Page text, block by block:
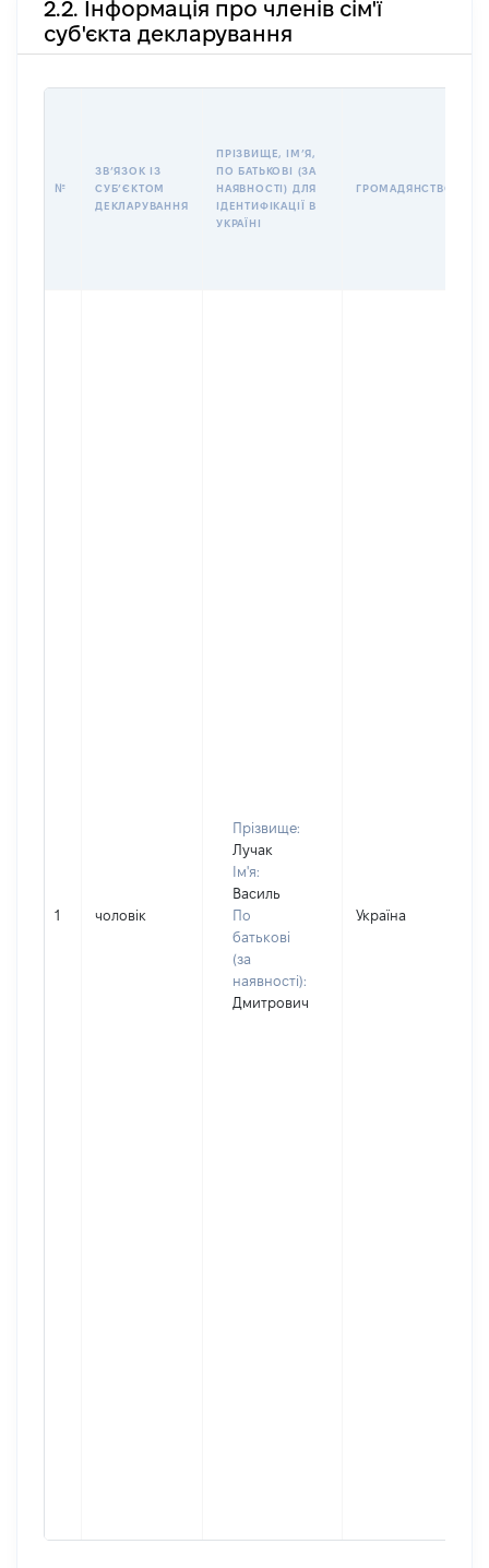
2.2. Інформація про членів сім'ї
суб'єкта декларування
№
ЗВʼЯЗОК ІЗ
СУБʼЄКТОМ
ДЕКЛАРУВАННЯ
ПРІЗВИЩЕ, ІМʼЯ,
ПО БАТЬКОВІ (ЗА
НАЯВНОСТІ) ДЛЯ
ІДЕНТИФІКАЦІЇ В
УКРАЇНІ
ГРОМАДЯНСТВО
1 чоловік
Прізвище:
Лучак
Ім'я:
Василь
По
батькові
(за
наявності):
Дмитрович
Україна